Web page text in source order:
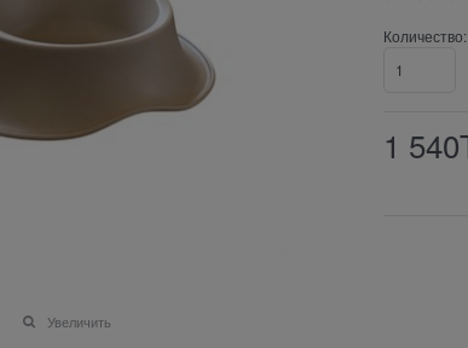
Увеличить
Количество:
1 540